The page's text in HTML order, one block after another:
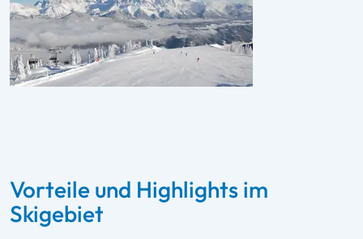
Vorteile und Highlights im
Skigebiet